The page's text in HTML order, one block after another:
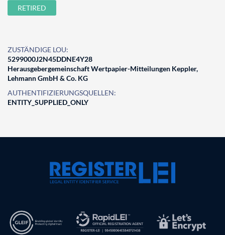
RETIRED
ZUSTÄNDIGE LOU:
5299000J2N45DDNE4Y28
Herausgebergemeinschaft Wertpapier-Mitteilungen Keppler,
Lehmann GmbH & Co. KG
AUTHENTIFIZIERUNGSQUELLEN:
ENTITY_SUPPLIED_ONLY